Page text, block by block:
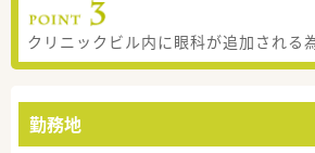
クリニックビル内に眼科が追加される
勤務地